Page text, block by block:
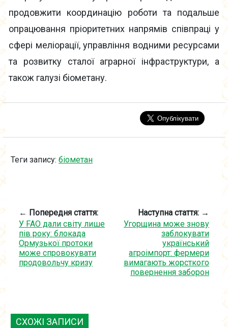
продовжити координацію роботи та подальше
опрацювання пріоритетних напрямів співпраці у
сфері меліорації, управління водними ресурсами
та розвитку сталої аграрної інфраструктури, а
також галузі біометану.
Теги запису: біометан
← Попередня стаття:
У FAO дали світу лише
пів року: блокада
Ормузької протоки
може спровокувати
продовольчу кризу
Наступна стаття: →
Угорщина може знову
заблокувати
український
агроімпорт: фермери
вимагають жорсткого
повернення заборон
СХОЖІ ЗАПИСИ